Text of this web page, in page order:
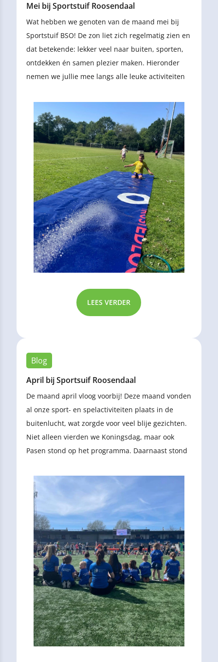
Mei bij Sportstuif Roosendaal
Wat hebben we genoten van de maand mei bij
Sportstuif BSO! De zon liet zich regelmatig zien en
dat betekende: lekker veel naar buiten, sporten,
ontdekken én samen plezier maken. Hieronder
nemen we jullie mee langs alle leuke activiteiten
LEES VERDER
Blog
April bij Sportsuif Roosendaal
De maand april vloog voorbij! Deze maand vonden
al onze sport- en spelactiviteiten plaats in de
buitenlucht, wat zorgde voor veel blije gezichten.
Niet alleen vierden we Koningsdag, maar ook
Pasen stond op het programma. Daarnaast stond
weken lang elke dag op pad zijn gegaan. Kortom:
een geslaagde lentemaand!